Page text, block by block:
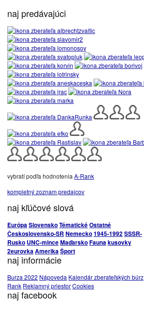
naj predávajúci
vybratí podľa hodnotenia A-Rank
kompletný zoznam predajcov
naj kľúčové slová
EurópaSlovenskoTématickéOstatné
Československo-SR Nemecko1945-1992SSSR-
Rusko UNC-minceMaďarskoFaunakusovky
2eurovkaAmerikaŠport
naj informácie
Burza 2022 Nápoveda Kalendár zberateľských búrz
Rank Reklamný priestorCookies
naj facebook